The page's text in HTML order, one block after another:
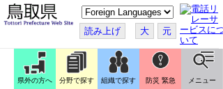
こ
の
ペ
ー
ジ
翻
訳
読み上げ 大 元
県外の方へ 分野で探す 組織で探す 防災 緊急 メニュー